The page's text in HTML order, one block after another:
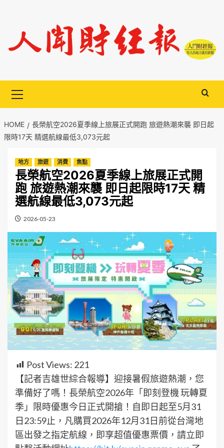
content
Menu
HOME
長榮航空2026夏季線上旅展正式開跑 旅遊熱潮來襲 即日起
限時17天 精選航線最低3,073元起
地方 旅遊 消費 焦點
長榮航空2026夏季線上旅展正式開
跑 旅遊熱潮來襲 即日起限時17天 精
選航線最低3,073元起
2026-05-23
Post Views: 221
【記者吉雄世綜合報導】迎接暑假旅遊熱潮，您
準備好了嗎！長榮航空2026年「即刻登機 玩轉夏
季」限時優惠今日正式開搶！自即日起至5月31
日23:59止，凡購買2026年12月31日前從台灣地
區出發之指定航線，即享超值優惠票價，請立即